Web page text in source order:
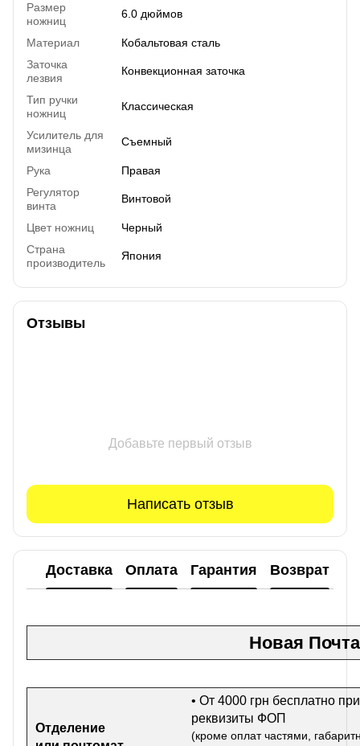
Размер
ножниц
6.0 дюймов
Материал
Кобальтовая сталь
Заточка
лезвия
Конвекционная заточка
Тип ручки
ножниц
Классическая
Усилитель для
мизинца
Съемный
Рука
Правая
Регулятор
винта
Винтовой
Цвет ножниц
Черный
Страна
производитель
Япония
Отзывы
Добавьте первый отзыв
Написать отзыв
Доставка Оплата Гарантия Возврат
Новая Почта
Отделение
• От 4000 грн бесплатно
реквизиты ФОП
(кроме оплат частями,